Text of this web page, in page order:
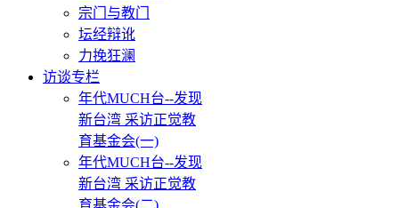
宗门与教门
坛经辩讹
力挽狂澜
访谈专栏
年代MUCH台--发现
新台湾 采访正觉教
育基金会(一)
年代MUCH台--发现
新台湾 采访正觉教
育基金会(二)